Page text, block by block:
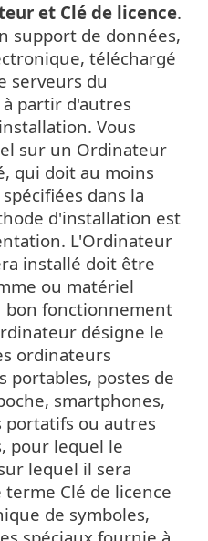
et Clé de licence.
support de données,
téléchargé
serveurs du
partir d'autres
Vous
sur un Ordinateur
qui doit au moins
dans la
d'installation est
L'Ordinateur
installé doit être
ou matériel
bon fonctionnement
désigne le
ordinateurs
portables, postes de
smartphones,
portatifs ou autres
pour lequel le
lequel il sera
Clé de licence
de symboles,